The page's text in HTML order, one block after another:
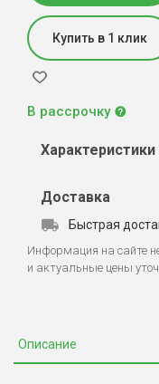
Купить в 1 клик
В рассрочку
Характеристики
Доставка
Быстрая
Информация на сайте
и актуальные цены
Описание